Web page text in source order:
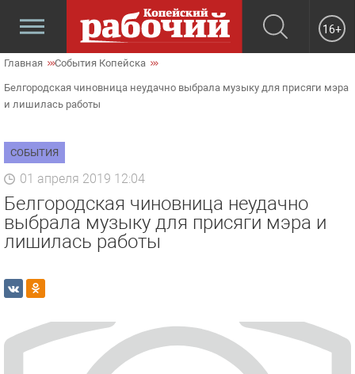
16+
Главная События Копейска
Белгородская чиновница неудачно выбрала музыку для присяги мэра
и лишилась работы
СОБЫТИЯ
01 апреля 2019 12:04
Белгородская чиновница неудачно
выбрала музыку для присяги мэра и
лишилась работы